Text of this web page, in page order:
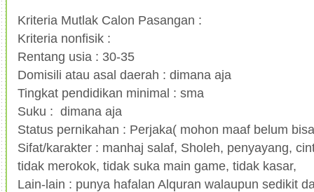
Kriteria Mutlak Calon Pasangan :
Kriteria nonfisik :
Rentang usia : 30-35
Domisili atau asal daerah : dimana aja
Tingkat pendidikan minimal : sma
Suku : dimana aja
Status pernikahan : Perjaka( mohon maaf belum
Sifat/karakter : manhaj salaf, Sholeh, penyayang,
tidak merokok, tidak suka main game, tidak kasar,
Lain-lain : punya hafalan Alquran walaupun sedikit